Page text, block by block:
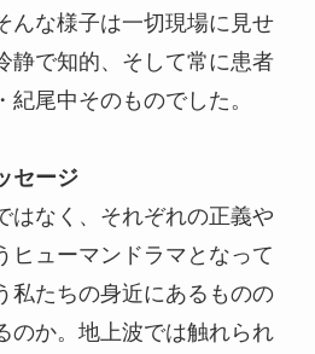
んな様子は一切現場に見せ
静で知的、そして常に患者
尾中そのものでした。
セージ
はなく、それぞれの正義や
ヒューマンドラマとなって
私たちの身近にあるものの
のか。地上波では触れられ